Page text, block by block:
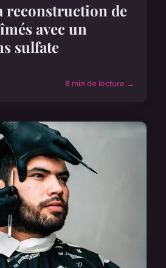
reconstruction de
avec un
sulfate
8 min de lecture →